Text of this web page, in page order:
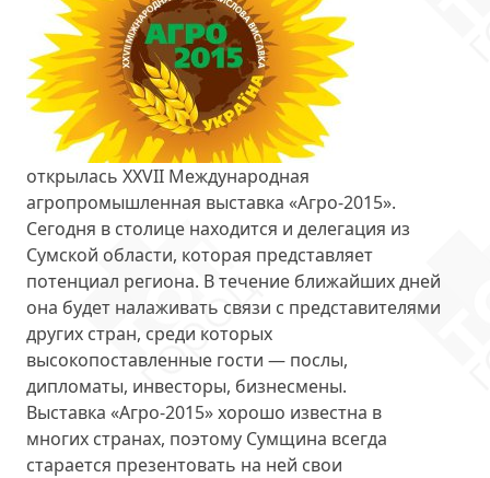
открылась XXVII Международная
агропромышленная выставка «Агро-2015».
Сегодня в столице находится и делегация из
Сумской области, которая представляет
потенциал региона. В течение ближайших дней
она будет налаживать связи с представителями
других стран, среди которых
высокопоставленные гости — послы,
дипломаты, инвесторы, бизнесмены.
Выставка «Агро-2015» хорошо известна в
многих странах, поэтому Сумщина всегда
старается презентовать на ней свои